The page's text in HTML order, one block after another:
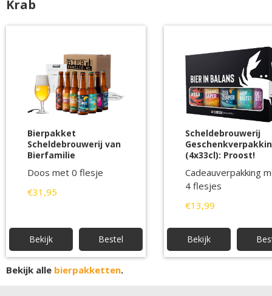
Krab
Bierpakket
Scheldebrouwerij van
Bierfamilie
Doos met 0 flesje
€31,95
Bekijk Bestel
Scheldebrouwerij
(4x33cl): Proost!
Cadeauverpakking
4 flesjes
€13,99
Bekijk
Bekijk alle bierpakketten.